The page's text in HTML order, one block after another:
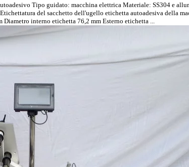
Tipo guidato: macchina elettrica Materiale: SS304 e
del sacchetto dell'ugello etichetta autoadesiva della
interno etichetta 76,2 mm Esterno etichetta ...